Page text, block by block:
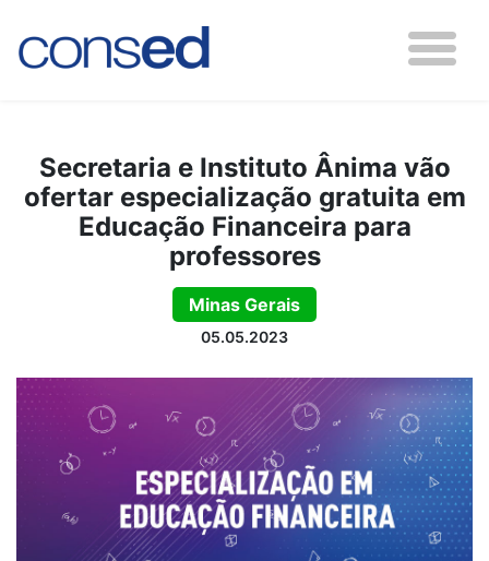
Secretaria e Instituto Ânima vão
ofertar especialização gratuita em
Educação Financeira para
professores
Minas Gerais
05.05.2023